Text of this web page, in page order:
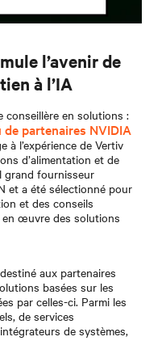
l’avenir de
à l’IA
conseillère en solutions :
de partenaires NVIDIA
à l’expérience de Vertiv
d’alimentation et de
grand fournisseur
et a été sélectionné pour
et des conseils
en œuvre des solutions
aux partenaires
basées sur les
par celles-ci. Parmi les
de services
de systèmes,